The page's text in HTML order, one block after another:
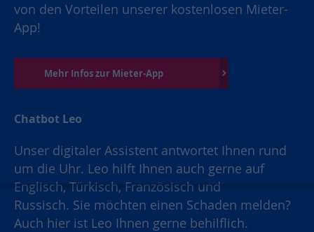
von den Vorteilen unserer kostenlosen Mieter-
App!
Mehr Infos zur Mieter-App
Chatbot Leo
Unser digitaler Assistent antwortet Ihnen rund
um die Uhr. Leo hilft Ihnen auch gerne auf
Englisch, Türkisch, Französisch und
Russisch. Sie möchten einen Schaden melden?
Auch hier ist Leo Ihnen gerne behilflich.